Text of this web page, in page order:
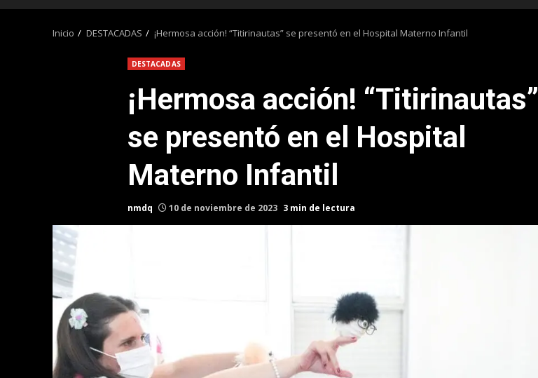
Inicio DESTACADAS ¡Hermosa acción! “Titirinautas” se presentó en el Hospital Materno Infantil
DESTACADAS
¡Hermosa acción! “Titirinautas”
se presentó en el Hospital
Materno Infantil
nmdq 10 de noviembre de 2023 3 min de lectura